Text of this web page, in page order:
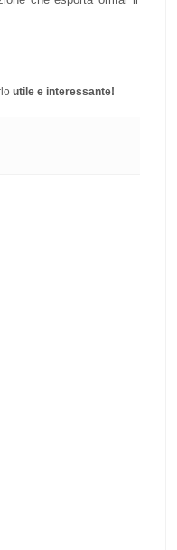
utile e interessante!